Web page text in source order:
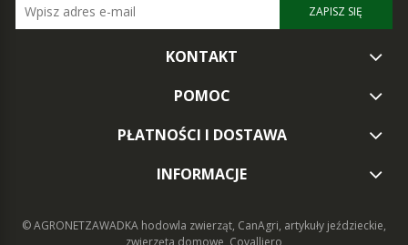
ZAPISZ SIĘ
KONTAKT
POMOC
PŁATNOŚCI I DOSTAWA
INFORMACJE
© AGRONETZAWADKA hodowla zwierząt, CanAgri, artykuły jeździeckie,